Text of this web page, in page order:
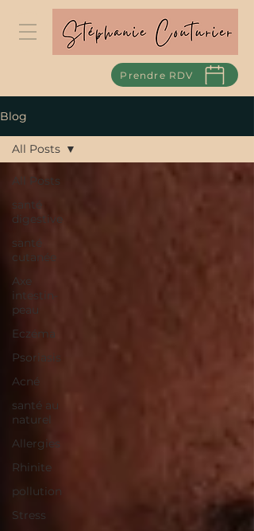
Prendre RDV
Blog
All Posts
santé
digestive
santé
cutanée
Axe
intestin-
peau
Eczéma
Psoriasis
Acné
santé au
naturel
Allergies
Rhinite
pollution
Stress
All Posts